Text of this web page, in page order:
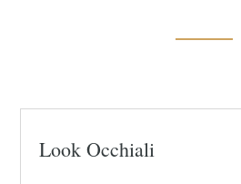
Look Occhiali